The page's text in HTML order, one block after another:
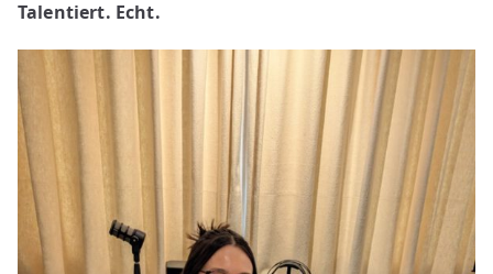
Talentiert. Echt.